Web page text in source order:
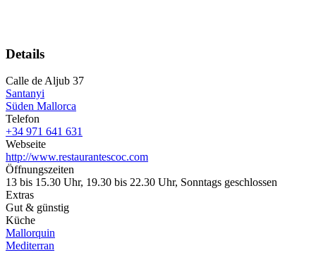
Details
Calle de Aljub 37
Santanyi
Süden Mallorca
Telefon
+34 971 641 631
Webseite
http://www.restaurantescoc.com
Öffnungszeiten
13 bis 15.30 Uhr, 19.30 bis 22.30 Uhr, Sonntags geschlossen
Extras
Gut & günstig
Küche
Mallorquin
Mediterran